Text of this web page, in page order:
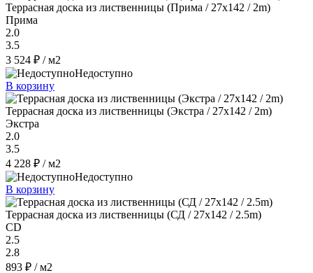
Террасная доска из лиственницы (Прима / 27x142 / 2m)
Прима
2.0
3.5
3 524 ₽ / м2
Недоступно
В корзину
Террасная доска из лиственницы (Экстра / 27x142 / 2m)
Экстра
2.0
3.5
4 228 ₽ / м2
Недоступно
В корзину
Террасная доска из лиственницы (СД / 27x142 / 2.5m)
CD
2.5
2.8
893 ₽ / м2